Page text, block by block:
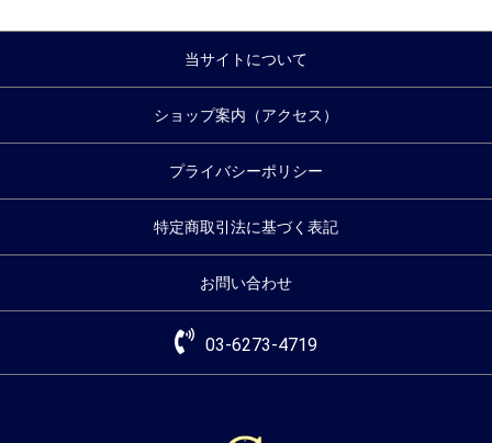
当サイトについて
ショップ案内（アクセス）
プライバシーポリシー
特定商取引法に基づく表記
お問い合わせ
03-6273-4719